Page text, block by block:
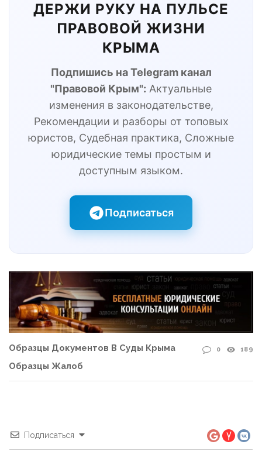
ДЕРЖИ РУКУ НА ПУЛЬСЕ
ПРАВОВОЙ ЖИЗНИ
КРЫМА
Подпишись на Telegram канал
"Правовой Крым": Актуальные
изменения в законодательстве,
Рекомендации и разборы от топовых
юристов, Судебная практика, Сложные
юридические темы простым и
доступным языком.
Подписаться
Образцы Документов В Суды Крыма
Образцы Жалоб
0 189
Подписаться